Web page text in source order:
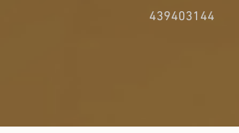
439403144